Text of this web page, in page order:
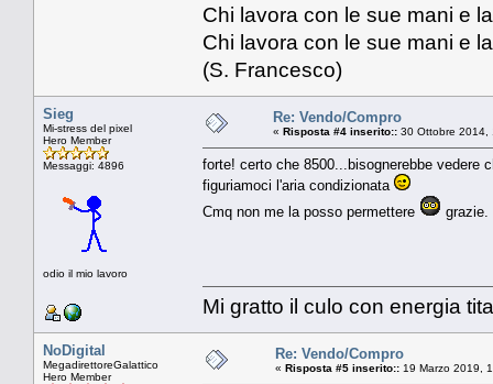
Chi lavora con le sue mani e
Chi lavora con le sue mani e
(S. Francesco)
Sieg
Mi-stress del pixel
Hero Member
Messaggi: 4896
odio il mio lavoro
Re: Vendo/Compro
« Risposta #4 inserito:: 30 Ottobre 2014,
forte! certo che 8500...bisognerebbe vedere
figuriamoci l'aria condizionata
Cmq non me la posso permettere
grazie.
Mi gratto il culo con energia
NoDigital
MegadirettoreGalattico
Hero Member
Re: Vendo/Compro
« Risposta #5 inserito:: 19 Marzo 2019,